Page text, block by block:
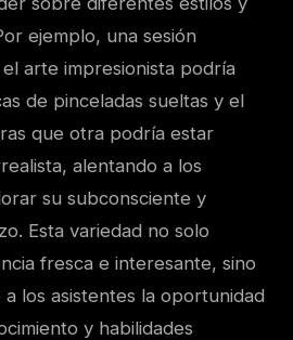
ejemplo, una sesión
arte impresionista podría
de pinceladas sueltas y el
que otra podría estar
alentando a los
su subconsciente y
Esta variedad no solo
fresca e interesante, sino
los asistentes la oportunidad
y habilidades